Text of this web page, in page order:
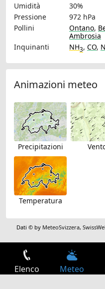
Umidità
30%
Pressione
972 hPa
Pollini
Ontano,
Ambrosia
Inquinanti
NH3, CO,
Animazioni meteo
Precipitazioni
Temperatura
Dati © by MeteoSvizzera,
Elenco Meteo